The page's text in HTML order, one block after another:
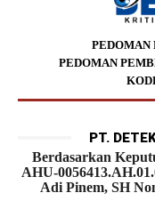
PEDOMAN
PEDOMAN
PT.
Berdasarkan
AHU-
Adi Pinem, SH